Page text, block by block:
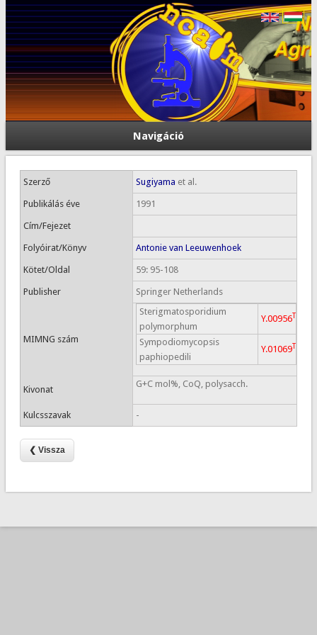
Navigáció
Szerző Sugiyama et al.
Publikálás éve 1991
Cím/Fejezet
Folyóirat/Könyv Antonie van Leeuwenhoek
Kötet/Oldal 59: 95-108
Publisher Springer Netherlands
MIMNG szám
Sterigmatosporidium
polymorphum
Y.00956T
Sympodiomycopsis
paphiopedili
Y.01069T
Kivonat
G+C mol%, CoQ, polysacch.
Kulcsszavak -